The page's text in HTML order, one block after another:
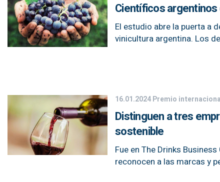
Científicos
El estudio abre la puerta a
vinicultura argentina. Los
16.01.2024Premio
Distinguen a tres
sostenible
Fue en The Drinks
reconocen a las marcas y